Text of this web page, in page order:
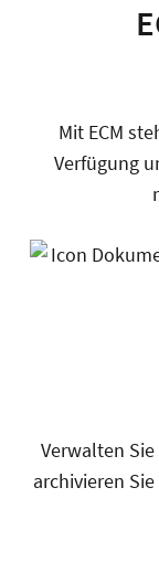
Mit ECM
Verfügung
Verwalten
archivieren